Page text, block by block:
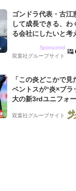
ゴンドラ代表・古江
して成長できる、わ
る会社にしたいと考
グ会社のアイデンテ
Sponsored
双葉社グループサイト
「この炎どこかで
ベントスが“炎×ブラ
大の新3rdユニフォ
ンス大会の日本代表
る」
双葉社グループサイト